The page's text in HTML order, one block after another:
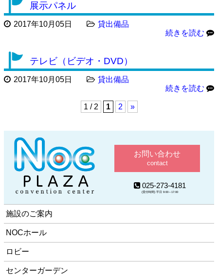
展示パネル
2017年10月05日
貸出備品
続きを読む
テレビ（ビデオ・DVD）
2017年10月05日
貸出備品
続きを読む
1 / 2 1 2 »
お問い合わせ
contact
025-273-4181
(受付時間) 平日 9:00～17:00
施設のご案内
NOCホール
ロビー
センターガーデン